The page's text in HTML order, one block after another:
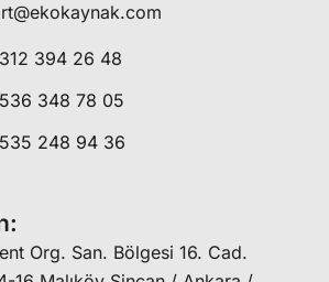
394 26 48
348 78 05
248 94 36
Org. San. Bölgesi 16. Cad.